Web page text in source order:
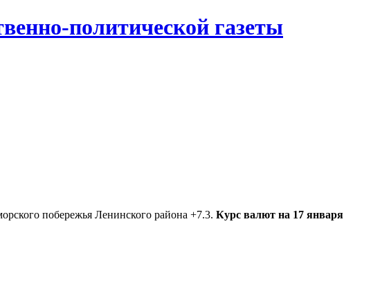
политической газеты
побережья Ленинского района +7.3. Курс валют на 17 января